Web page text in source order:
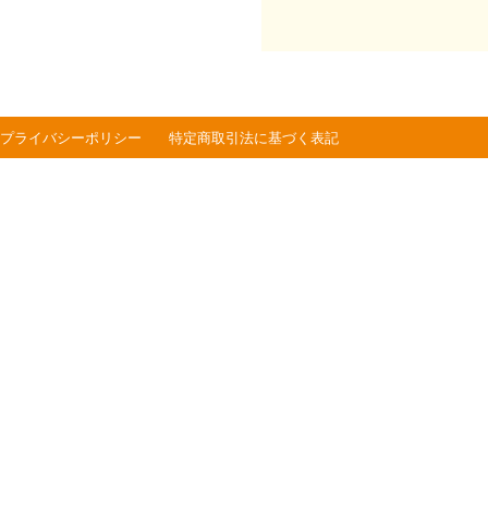
プライバシーポリシー 特定商取引法に基づく表記